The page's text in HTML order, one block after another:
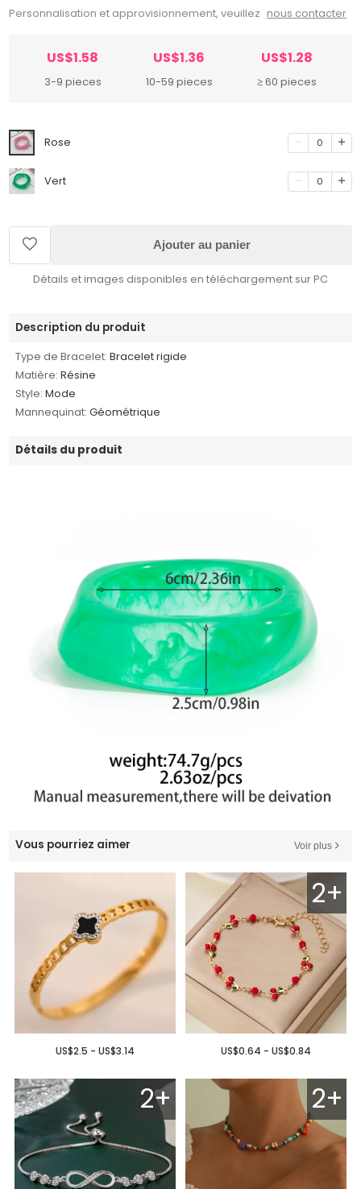
Personnalisation et approvisionnement, veuillez nous contacter
US$1.58
3-9 pieces
US$1.36
10-59 pieces
US$1.28
≥ 60 pieces
Rose 0
Vert 0
Ajouter au panier
Détails et images disponibles en téléchargement sur PC
Description du produit
Type de Bracelet: Bracelet rigide
Matière: Résine
Style: Mode
Mannequinat: Géométrique
Détails du produit
Vous pourriez aimer Voir plus
US$2.5 - US$3.14
2+
US$0.64 - US$0.84
2+ 2+